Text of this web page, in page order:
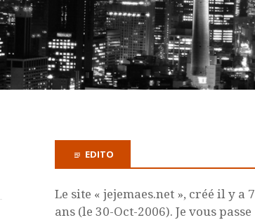
EDITO
Le site « jejemaes.net », créé il y a 7
ans (le 30-Oct-2006). Je vous passe